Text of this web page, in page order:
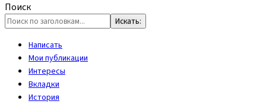
Поиск
Написать
Мои публикации
Интересы
Вкладки
История